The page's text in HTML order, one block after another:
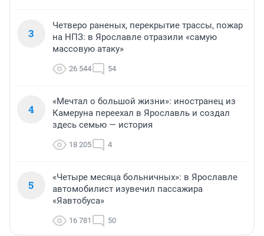
3
Четверо раненых, перекрытие трассы, пожар
на НПЗ: в Ярославле отразили «самую
массовую атаку»
26 544 54
4
«Мечтал о большой жизни»: иностранец из
Камеруна переехал в Ярославль и создал
здесь семью — история
18 205 4
5
«Четыре месяца больничных»: в Ярославле
автомобилист изувечил пассажира
«Яавтобуса»
16 781 50